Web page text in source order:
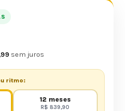
sem juros
ritmo:
12 meses
R$ 839,90